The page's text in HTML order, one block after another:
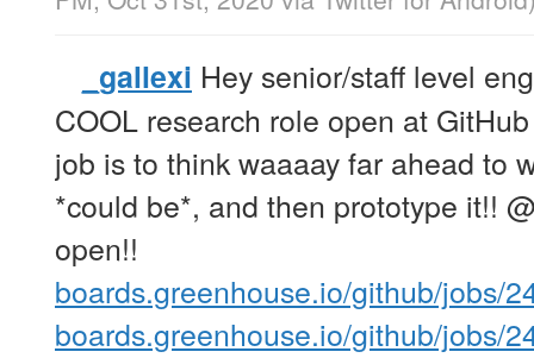
_gallexi Hey senior/staff level
COOL research role open at
job is to think waaaay far ahead to
*could be*, and then prototype it!!
open!!
boards.greenhouse.io/github/jobs/
boards.greenhouse.io/github/jobs/